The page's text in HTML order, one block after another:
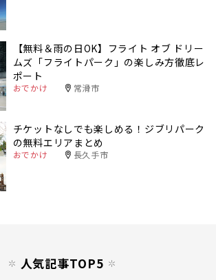
【無料＆雨の日OK】フライト オブ ドリー
ムズ「フライトパーク」の楽しみ方徹底レ
ポート
おでかけ 常滑市
チケットなしでも楽しめる！ジブリパーク
の無料エリアまとめ
おでかけ 長久手市
人気記事TOP5